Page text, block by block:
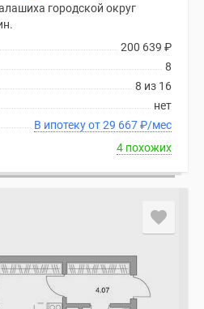
городской округ
200 639 ₽
8
8 из 16
нет
В ипотеку от 29 667₽/мес
4 похожих